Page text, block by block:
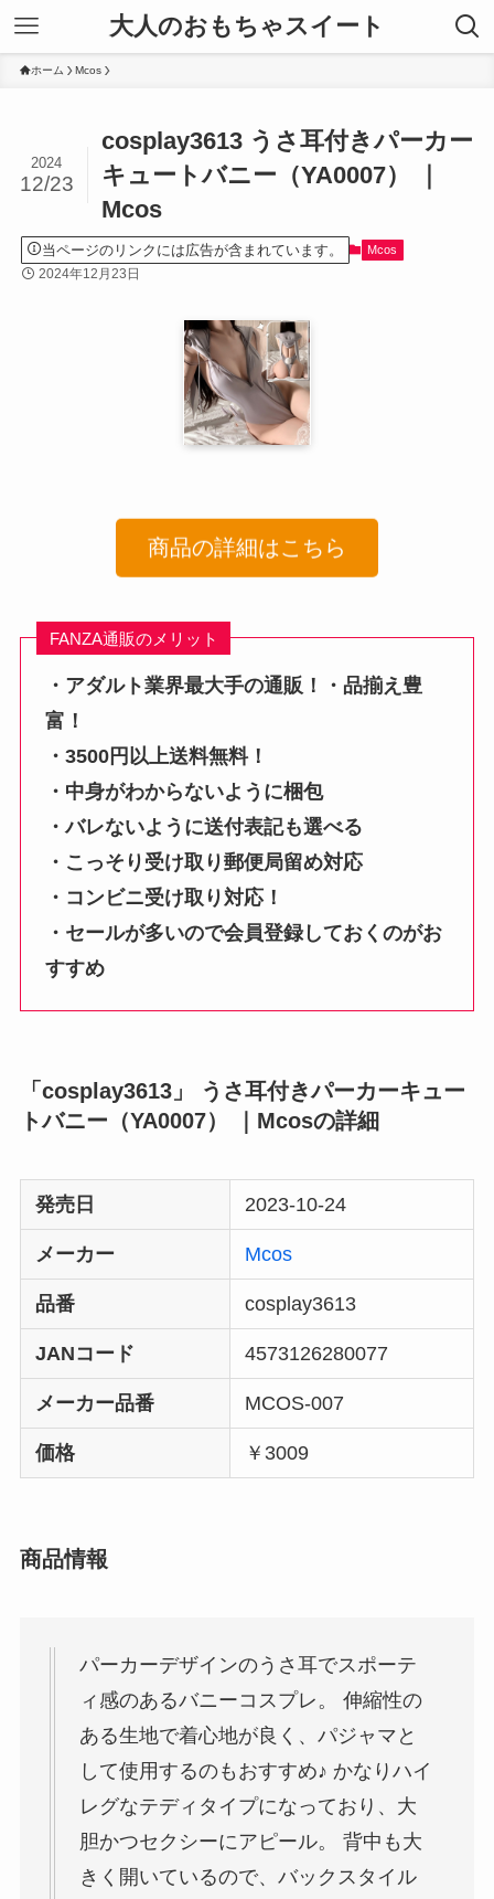
大人のおもちゃスイート
ホーム Mcos
cosplay3613 うさ耳付きパーカー
キュートバニー（YA0007） ｜
Mcos
2024
12/23
当ページのリンクには広告が含まれています。 Mcos
2024年12月23日
商品の詳細はこちら
FANZA通販のメリット
・アダルト業界最大手の通販！・品揃え豊
富！
・3500円以上送料無料！
・中身がわからないように梱包
・バレないように送付表記も選べる
・こっそり受け取り郵便局留め対応
・コンビニ受け取り対応！
・セールが多いので会員登録しておくのがお
すすめ
「cosplay3613」 うさ耳付きパーカーキュー
トバニー（YA0007） ｜Mcosの詳細
発売日 2023-10-24
メーカー Mcos
品番 cosplay3613
JANコード 4573126280077
メーカー品番 MCOS-007
価格 ￥3009
商品情報
パーカーデザインのうさ耳でスポーテ
ィ感のあるバニーコスプレ。 伸縮性の
ある生地で着心地が良く、パジャマと
して使用するのもおすすめ♪ かなりハイ
レグなテディタイプになっており、大
胆かつセクシーにアピール。 背中も大
きく開いているので、バックスタイル